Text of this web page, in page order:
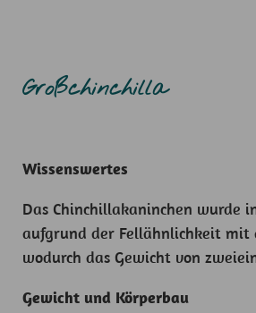
Großchinchilla
Wissenswertes
Das Chinchillakaninchen wurde
aufgrund der Fellähnlichkeit mit
wodurch das Gewicht von
Gewicht und Körperbau